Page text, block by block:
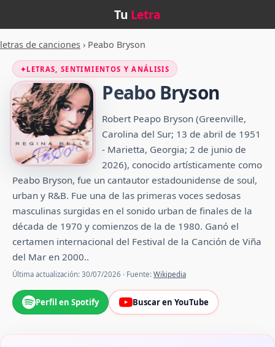
Tu Letra
letras de canciones › Peabo Bryson
✦LETRAS, SENTIMIENTOS Y ANÁLISIS
Peabo Bryson
Robert Peapo Bryson (Greenville,
Carolina del Sur; 13 de abril de 1951
- Marietta, Georgia; 2 de junio de
2026),​ conocido artísticamente como
Peabo Bryson, fue un cantautor estadounidense de soul,
urban y R&B. Fue una de las primeras voces sedosas
masculinas surgidas en el sonido urban de finales de la
década de 1970 y comienzos de la de 1980. Ganó el
certamen internacional del Festival de la Canción de Viña
del Mar en 2000.​.
Última actualización: 30/07/2026 · Fuente: Wikipedia
Perfil en Spotify Buscar en YouTube